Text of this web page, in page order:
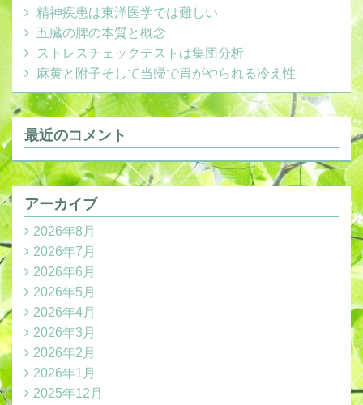
精神疾患は東洋医学では難しい
五臓の脾の本質と概念
ストレスチェックテストは集団分析
麻黄と附子そして当帰で胃がやられる冷え性
最近のコメント
アーカイブ
2026年8月
2026年7月
2026年6月
2026年5月
2026年4月
2026年3月
2026年2月
2026年1月
2025年12月